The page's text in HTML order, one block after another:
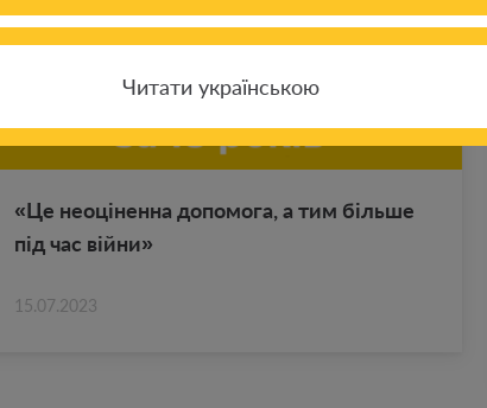
«Це неоціненна до­по­мо­га, а тим більше
під час війни»
15.07.2023
Читати українською